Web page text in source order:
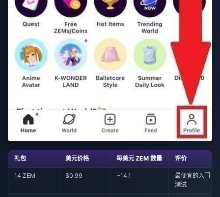
礼包 美元价格 每美元 ZEM 数量 评价
14 ZEM $0.99 ~14.1
最便宜的入门
测试